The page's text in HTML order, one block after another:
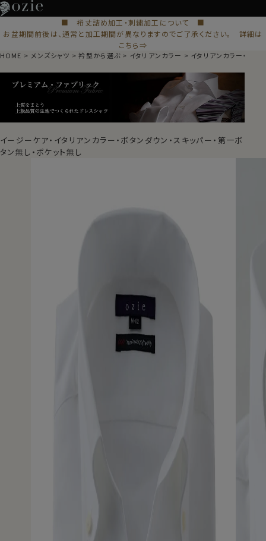
■ 裄丈詰め加工・刺繍加工について ■
お盆期間前後は、通常と加工期間が異なりますのでご了承ください。 詳細は
こちら⇒
HOME メンズシャツ 衿型から選ぶ イタリアンカラー イタリアンカラー・スキ
イージーケア・イタリアンカラー・ボタンダウン・スキッパー・第一ボ
タン無し・ポケット無し